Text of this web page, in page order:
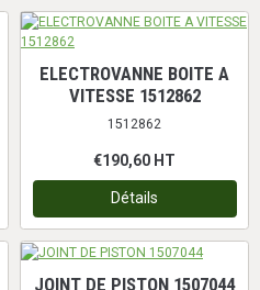
ELECTROVANNE BOITE A
VITESSE 1512862
1512862
€190,60 HT
Détails
JOINT DE PISTON 1507044